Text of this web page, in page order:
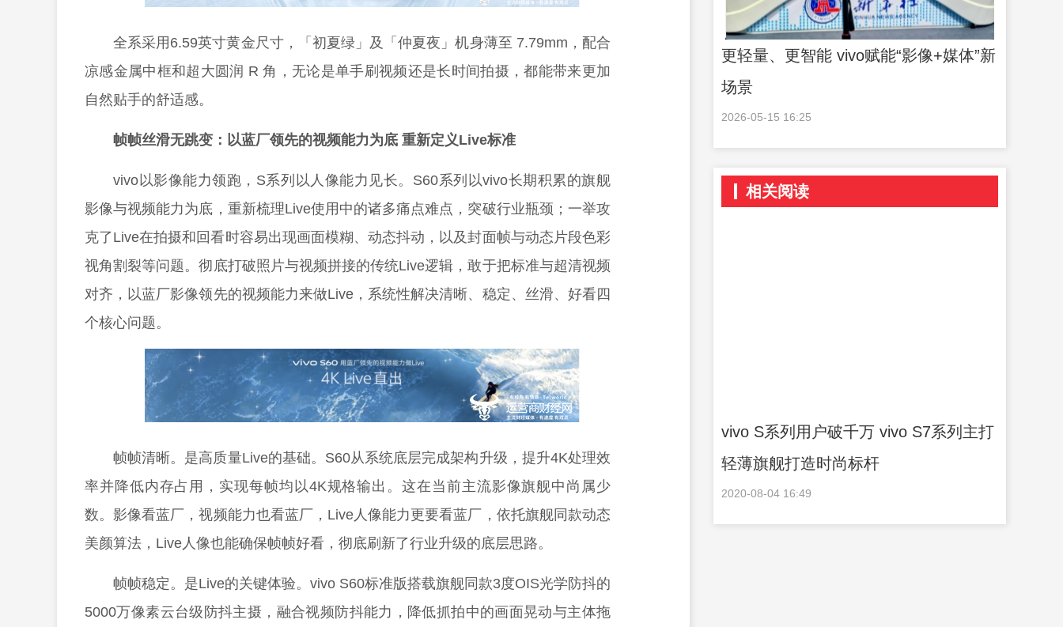
全系采用6.59英寸黄金尺寸，「初夏绿」及「仲夏夜」机身薄至 7.79mm，配合
凉感金属中框和超大圆润 R 角，无论是单手刷视频还是长时间拍摄，都能带来更加
自然贴手的舒适感。
帧帧丝滑无跳变：以蓝厂领先的视频能力为底 重新定义Live标准
vivo以影像能力领跑，S系列以人像能力见长。S60系列以vivo长期积累的旗舰
影像与视频能力为底，重新梳理Live使用中的诸多痛点难点，突破行业瓶颈；一举攻
克了Live在拍摄和回看时容易出现画面模糊、动态抖动，以及封面帧与动态片段色彩
视角割裂等问题。彻底打破照片与视频拼接的传统Live逻辑，敢于把标准与超清视频
对齐，以蓝厂影像领先的视频能力来做Live，系统性解决清晰、稳定、丝滑、好看四
个核心问题。
帧帧清晰。是高质量Live的基础。S60从系统底层完成架构升级，提升4K处理效
率并降低内存占用，实现每帧均以4K规格输出。这在当前主流影像旗舰中尚属少
数。影像看蓝厂，视频能力也看蓝厂，Live人像能力更要看蓝厂，依托旗舰同款动态
美颜算法，Live人像也能确保帧帧好看，彻底刷新了行业升级的底层思路。
帧帧稳定。是Live的关键体验。vivo S60标准版搭载旗舰同款3度OIS光学防抖的
5000万像素云台级防抖主摄，融合视频防抖能力，降低抓拍中的画面晃动与主体拖
更轻量、更智能 vivo赋能“影像+媒体”新
场景
2026-05-15 16:25
相关阅读
vivo S系列用户破千万 vivo S7系列主打
轻薄旗舰打造时尚标杆
2020-08-04 16:49